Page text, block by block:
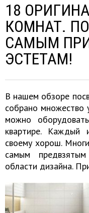
18
КОМНАТ.
САМЫМ
ЭСТЕТАМ!
В нашем обзоре
собрано множество
можно
квартире. Каждый
своему хорош.
самым
области дизайна.